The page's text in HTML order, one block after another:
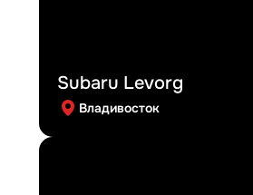
Subaru Levorg
Владивосток